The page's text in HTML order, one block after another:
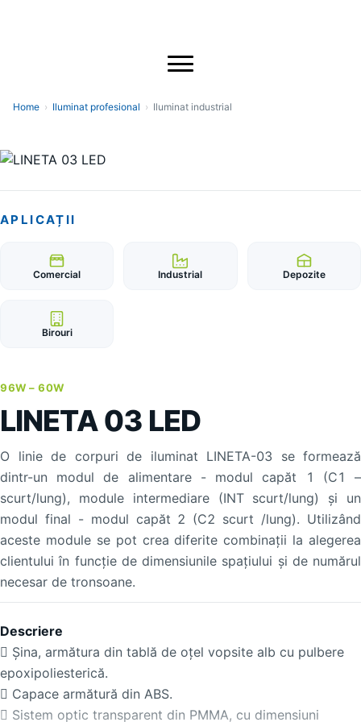
Home › Iluminat profesional › Iluminat industrial
APLICAȚII
Comercial Industrial Depozite
Birouri
96W – 60W
LINETA 03 LED
O linie de corpuri de iluminat LINETA-03 se formează
dintr-un modul de alimentare - modul capăt 1 (C1 –
scurt/lung), module intermediare (INT scurt/lung) și un
modul final - modul capăt 2 (C2 scurt /lung). Utilizând
aceste module se pot crea diferite combinații la alegerea
clientului în funcție de dimensiunile spațiului și de numărul
necesar de tronsoane.
Descriere
 Șina, armătura din tablă de oţel vopsite alb cu pulbere
epoxipoliesterică.
 Capace armătură din ABS.
 Sistem optic transparent din PMMA, cu dimensiuni